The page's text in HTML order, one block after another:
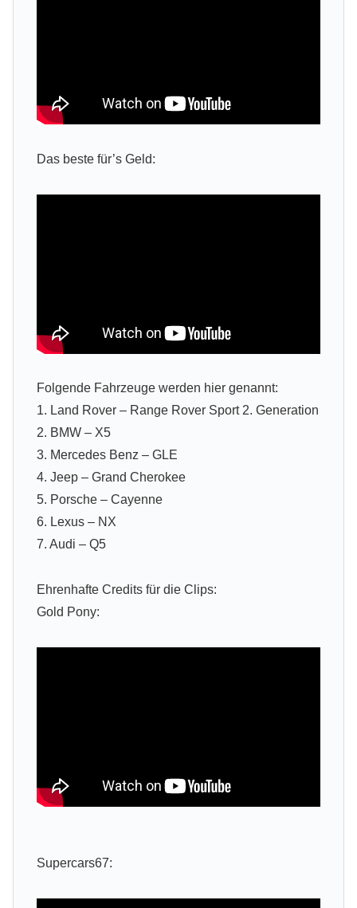
Das beste für’s Geld:
Folgende Fahrzeuge werden hier genannt:
1. Land Rover – Range Rover Sport 2. Generation
2. BMW – X5
3. Mercedes Benz – GLE
4. Jeep – Grand Cherokee
5. Porsche – Cayenne
6. Lexus – NX
7. Audi – Q5
Ehrenhafte Credits für die Clips:
Gold Pony:
Supercars67: